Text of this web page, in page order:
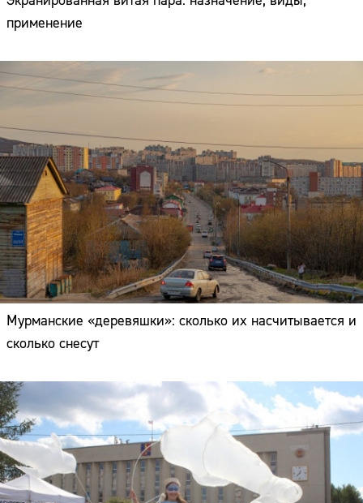
применение
Мурманские «деревяшки»: сколько их насчитывается и
сколько снесут